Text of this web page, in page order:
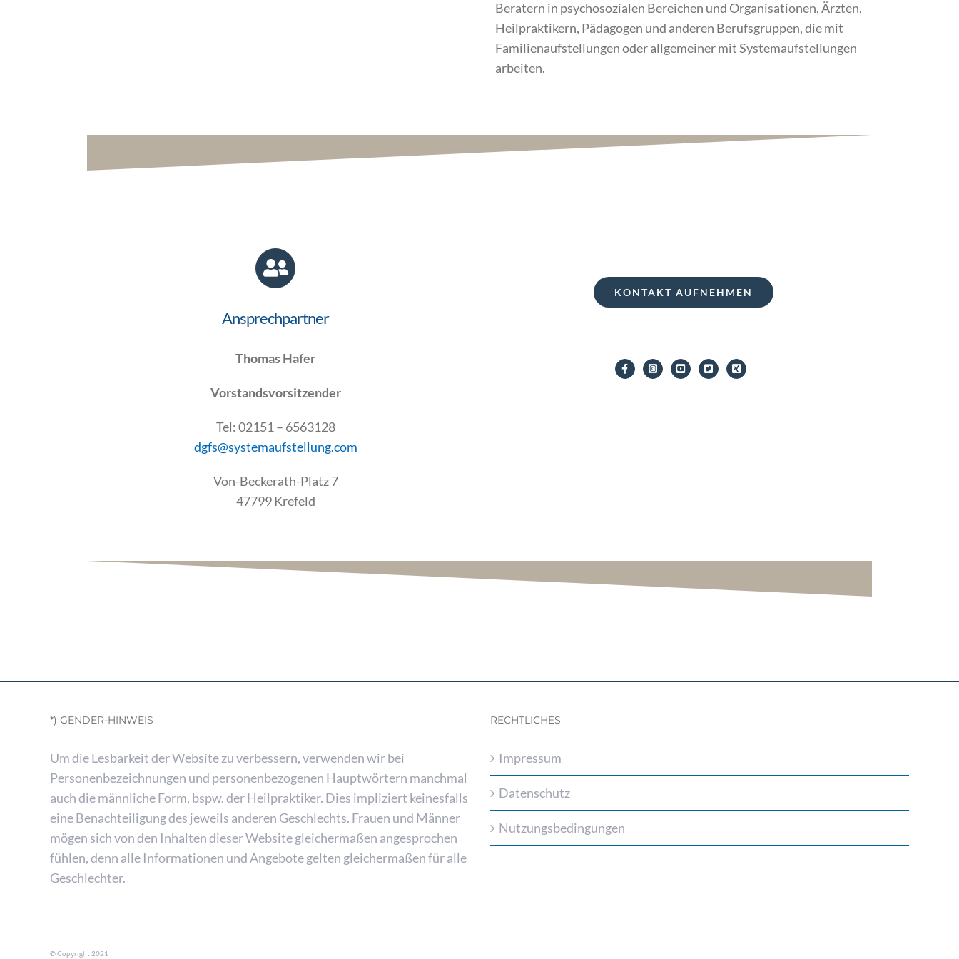
Beratern in psychosozialen Bereichen und Organisationen, Ärzten,
Heilpraktikern, Pädagogen und anderen Berufsgruppen, die mit
Familienaufstellungen oder allgemeiner mit Systemaufstellungen
arbeiten.
Ansprechpartner
Thomas Hafer
Vorstandsvorsitzender
Tel: 02151 – 6563128
dgfs@systemaufstellung.com
Von-Beckerath-Platz 7
47799 Krefeld
KONTAKT AUFNEHMEN
*) GENDER-HINWEIS
Um die Lesbarkeit der Website zu verbessern, verwenden wir bei
Personenbezeichnungen und personenbezogenen Hauptwörtern manchmal
auch die männliche Form, bspw. der Heilpraktiker. Dies impliziert keinesfalls
eine Benachteiligung des jeweils anderen Geschlechts. Frauen und Männer
mögen sich von den Inhalten dieser Website gleichermaßen angesprochen
fühlen, denn alle Informationen und Angebote gelten gleichermaßen für alle
Geschlechter.
RECHTLICHES
Impressum
Datenschutz
Nutzungsbedingungen
© Copyright 2021